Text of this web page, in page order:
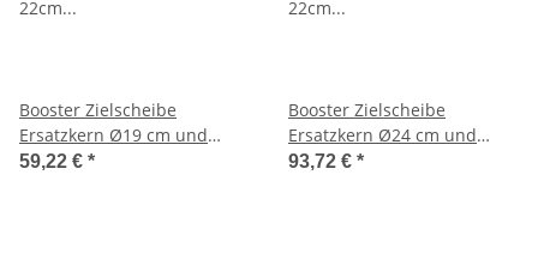
Booster Zielscheibe
Ersatzkern Ø19 cm und
22cm dick weiß Durafoam
59,22 € *
Booster Zielscheibe
Ersatzkern Ø24 cm und
22cm dick weiß Durafoam
93,72 € *